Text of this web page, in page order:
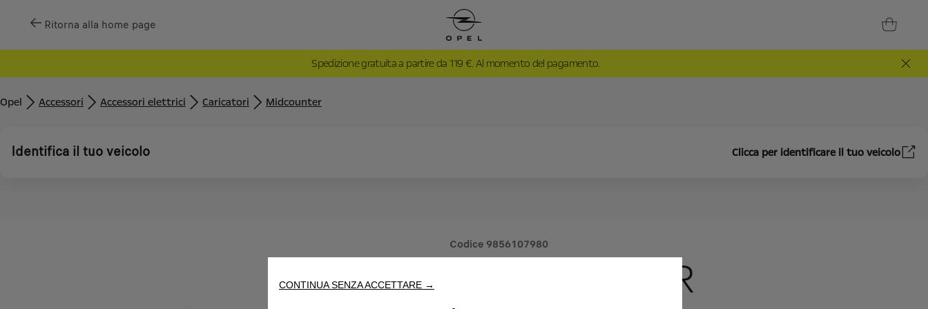
Ritorna alla home page
Spedizione gratuita a partire da 119 €. Al momento del pagamento.
Opel Accessori Accessori elettrici Caricatori Midcounter
Identifica il tuo veicolo Clicca per identificare il tuo veicolo
Codice 9856107980
MIDCOUNTER
CONTINUA SENZA ACCETTARE →